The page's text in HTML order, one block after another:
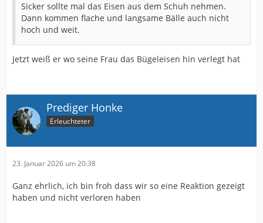
Sicker sollte mal das Eisen aus dem Schuh nehmen.
Dann kommen flache und langsame Bälle auch nicht
hoch und weit.
Jetzt weiß er wo seine Frau das Bügeleisen hin verlegt hat
Prediger Honke
Erleuchteter
23. Januar 2026 um 20:38
Ganz ehrlich, ich bin froh dass wir so eine Reaktion gezeigt
haben und nicht verloren haben